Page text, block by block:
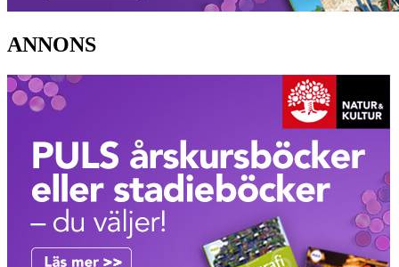
ANNONS